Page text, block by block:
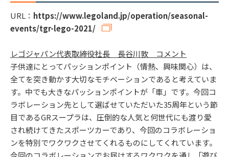
URL： https://www.legoland.jp/operation/seasonal-
events/tgr-lego-2021/
レゴジャパン代表取締役社長 長谷川敦 コメント
子供達にとってパッションポイント（情熱、興味関心）は、
全てを突き動かす大切なモチベーションであると考えていま
す。中でも大きなパッションポイントが「車」です。今回コ
ラボレーション先として選ばせていただいた35周年という節
目であるGRスープラは、圧倒的な人気と何世代にも渡り愛
され続けてきたスポーツカーであり、今回のコラボレーショ
ンを特別でワクワクさせてくれるものにしてくれています。